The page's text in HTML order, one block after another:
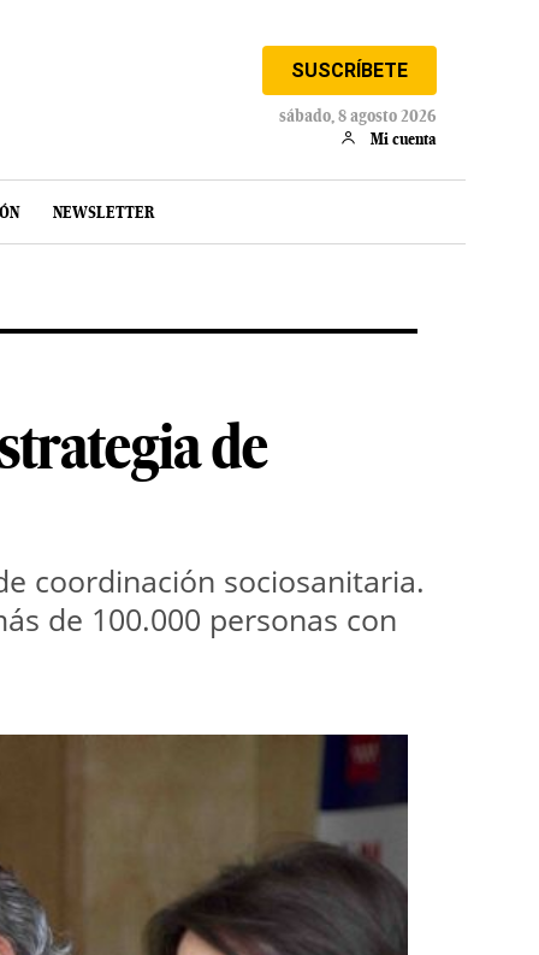
SUSCRÍBETE
sábado, 8 agosto 2026
Mi cuenta
NEWSLETTER
de
coordinación sociosanitaria.
de 100.000 personas con